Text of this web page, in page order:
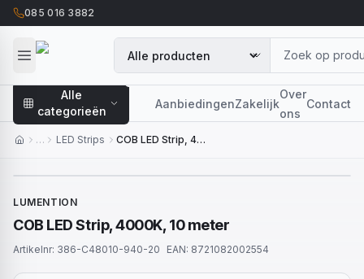
085 016 3882
Alle
categorieën
AanbiedingenZakelijk
Over
ons
Contact
… LED Strips COB LED Strip, 4000K, 10 meter
LUMENTION
COB LED Strip, 4000K, 10 meter
Artikelnr: 386-C48010-940-20 EAN: 8721082002554